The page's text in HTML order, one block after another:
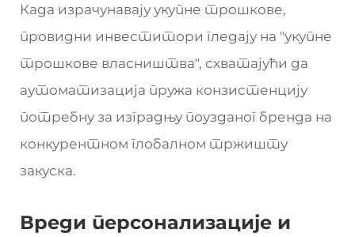
Када израчунавају укупне трошкове,
провидни инвеститори гледају на "укупне
трошкове власништва", схватајући да
аутоматизација пружа конзистенцију
потребну за изградњу поузданог бренда на
конкурентном глобалном тржишту
закуска.
Вреди персонализације и